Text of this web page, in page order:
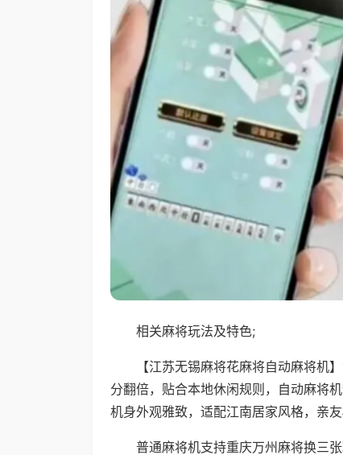
相关麻将玩法及特色;
【江苏无锡麻将花麻将自动麻将机
分翻倍，贴合本地休闲规则，自动麻将
机身外观雅致，适配江南居家风格，亲
普通麻将机支持重庆万州麻将换三